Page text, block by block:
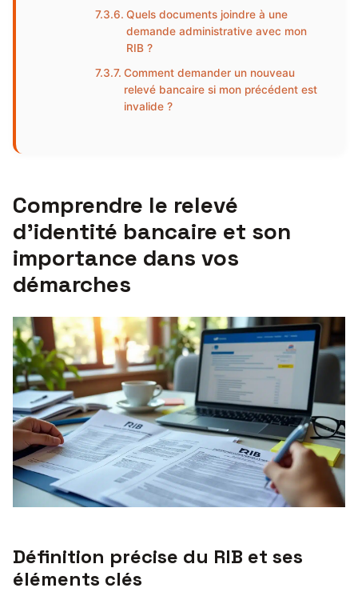
Quels documents joindre à une
demande administrative avec mon
RIB ?
Comment demander un nouveau
relevé bancaire si mon précédent est
invalide ?
Comprendre le relevé
d’identité bancaire et son
importance dans vos
démarches
Définition précise du RIB et ses
éléments clés